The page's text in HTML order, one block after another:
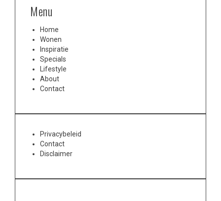
Menu
Home
Wonen
Inspiratie
Specials
Lifestyle
About
Contact
Privacybeleid
Contact
Disclaimer